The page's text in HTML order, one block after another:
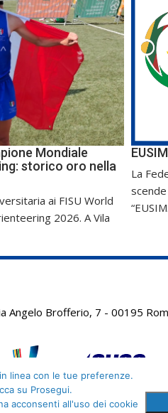
Mondiale
storico oro nella
ai FISU World
2026. A Vila
EUSIM
La
Angelo Brofferio, 7 - 00195
linea con le tue preferenze.
su Prosegui.
acconsenti all'uso dei cookie